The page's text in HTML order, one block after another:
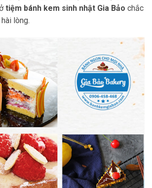
tiệm bánh kem sinh nhật Gia Bảo chắc
lòng.